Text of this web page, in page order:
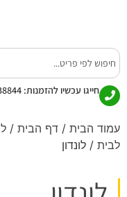
חייגו עכשיו להזמנות:
עמוד הבית / דף הבית /
לבית / לונדון